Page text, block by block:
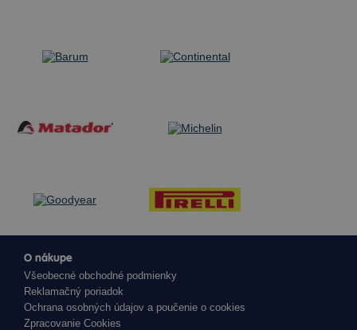
O nákupe
Všeobecné obchodné podmienky
Reklamačný poriadok
Ochrana osobných údajov a poučenie o cookies
Zpracovanie Cookies